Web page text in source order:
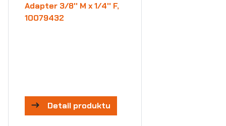
Adapter 3/8'' M x 1/4'' F,
10079432
Detail produktu